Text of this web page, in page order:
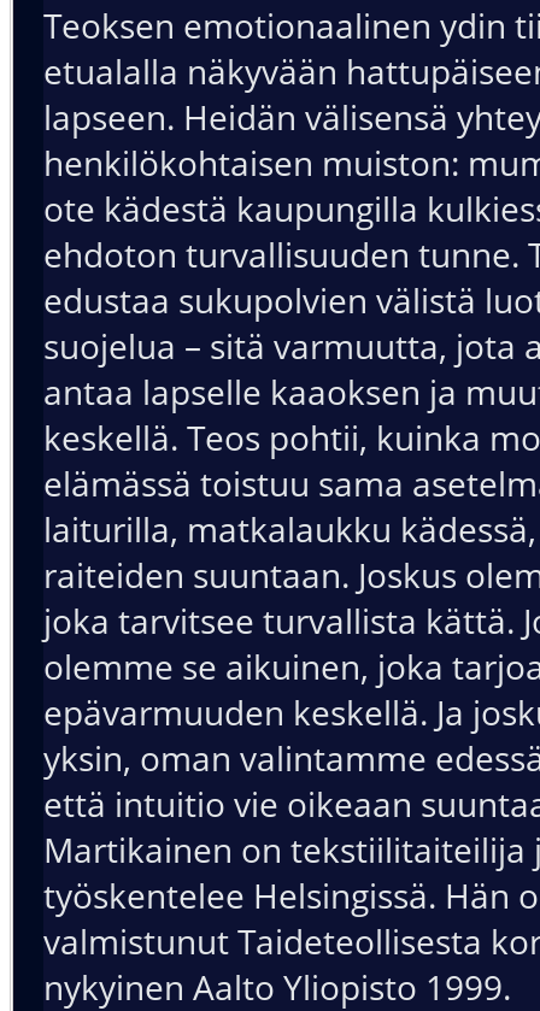
Teoksen emotionaalinen ydin
etualalla näkyvään
lapseen. Heidän välisensä
henkilökohtaisen muiston:
ote kädestä kaupungilla
ehdoton turvallisuuden tunne.
edustaa sukupolvien välistä
suojelua – sitä varmuutta, jota
antaa lapselle kaaoksen ja
keskellä. Teos pohtii, kuinka
elämässä toistuu sama
laiturilla, matkalaukku
raiteiden suuntaan. Joskus
joka tarvitsee turvallista kättä.
olemme se aikuinen, joka
epävarmuuden keskellä. Ja
yksin, oman valintamme
että intuitio vie oikeaan
Martikainen on tekstiilitaiteilija
työskentelee Helsingissä. Hän
valmistunut Taideteollisesta
nykyinen Aalto Yliopisto 1999.